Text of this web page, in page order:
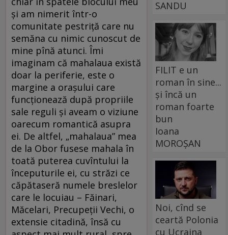
și am nimerit într-o
comunitate pestriță care nu
semăna cu nimic cunoscut de
mine pînă atunci. Îmi
imaginam că mahalaua există
doar la periferie, este o
margine a orașului care
funcționează după propriile
sale reguli și aveam o viziune
oarecum romantică asupra
ei. De altfel, „mahalaua” mea
de la Obor fusese mahala în
toată puterea cuvîntului la
începuturile ei, cu străzi ce
căpătaseră numele breslelor
care le locuiau – Făinari,
Măcelari, Precupeții Vechi, o
extensie citadină, însă cu
SANDU
FILIT e un
roman în sine...
și încă un
roman foarte
bun
Ioana
MOROȘAN
Noi, cînd se
ceartă Polonia
cu Ucraina